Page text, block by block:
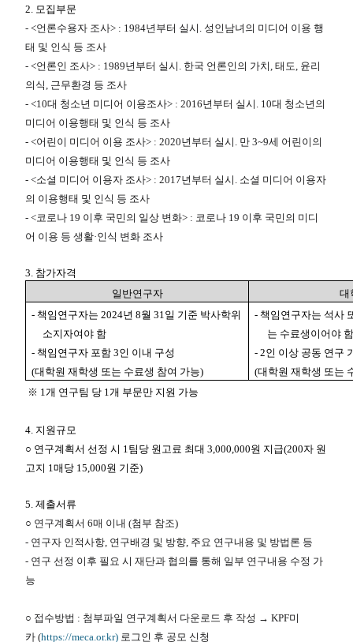
2. 모집부문
- <언론수용자 조사> : 1984년부터 실시. 성인남녀의 미디어 이용 행
태 및 인식 등 조사
- <언론인 조사> : 1989년부터 실시. 한국 언론인의 가치, 태도, 윤리
의식, 근무환경 등 조사
- <10대 청소년 미디어 이용조사> : 2016년부터 실시. 10대 청소년의
미디어 이용행태 및 인식 등 조사
- <어린이 미디어 이용 조사> : 2020년부터 실시. 만 3~9세 어린이의
미디어 이용행태 및 인식 등 조사
- <소셜 미디어 이용자 조사> : 2017년부터 실시. 소셜 미디어 이용자
의 이용행태 및 인식 등 조사
- <코로나 19 이후 국민의 일상 변화> : 코로나 19 이후 국민의 미디
어 이용 등 생활·인식 변화 조사
3. 참가자격
일반연구자
대
- 책임연구자는 2024년 8월 31일 기준 박사학위
소지자여야 함
- 책임연구자 포함 3인 이내 구성
(대학원 재학생 또는 수료생 참여 가능)
- 책임연구자는 석사
는 수료생이어야 함
- 2인 이상 공동 연구
(대학원 재학생 또는
※ 1개 연구팀 당 1개 부문만 지원 가능
4. 지원규모
○ 연구계획서 선정 시 1팀당 원고료 최대 3,000,000원 지급(200자 원
고지 1매당 15,000원 기준)
5. 제출서류
○ 연구계획서 6매 이내 (첨부 참조)
- 연구자 인적사항, 연구배경 및 방향, 주요 연구내용 및 방법론 등
- 연구 선정 이후 필요 시 재단과 협의를 통해 일부 연구내용 수정 가
능
○ 접수방법 : 첨부파일 연구계획서 다운로드 후 작성 → KPF미
카 (https://meca.or.kr) 로그인 후 공모 신청